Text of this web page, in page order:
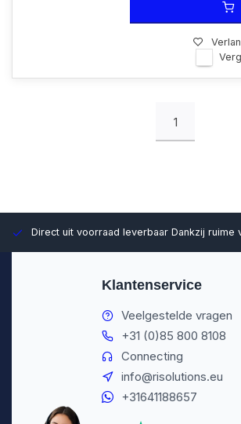
1
Direct uit voorraad leverbaar Dankzij ruime
Klantenservice
Veelgestelde vragen
+31 (0)85 800 8108
Connecting
info@risolutions.eu
+31641188657